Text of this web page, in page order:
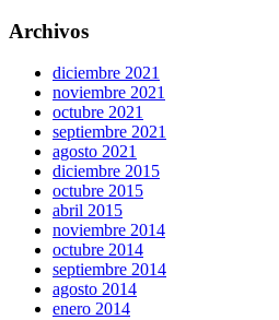
Archivos
diciembre 2021
noviembre 2021
octubre 2021
septiembre 2021
agosto 2021
diciembre 2015
octubre 2015
abril 2015
noviembre 2014
octubre 2014
septiembre 2014
agosto 2014
enero 2014